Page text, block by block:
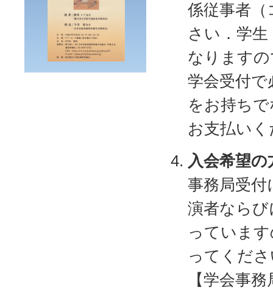
係従事者
さい．学
なります
学会受付
をお持ち
お支払い
入会希望の
事務局受
演者なら
っていま
ってくだ
【学会事